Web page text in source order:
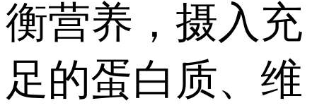
衡营养，摄入充
足的蛋白质、维